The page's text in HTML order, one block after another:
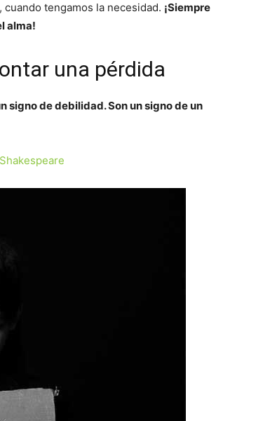
tengamos la necesidad. ¡Siempre
alma!
una pérdida
signo de debilidad. Son un signo de un